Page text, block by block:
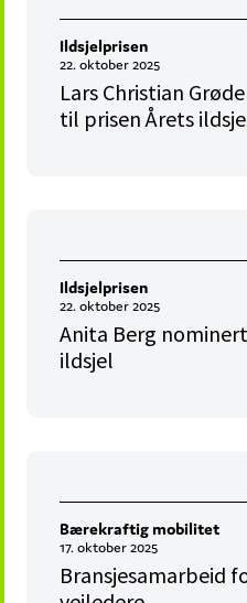
Ildsjelprisen
22. oktober 2025
Lars Christian
til prisen Årets
Ildsjelprisen
22. oktober 2025
Anita Berg
ildsjel
Bærekraftig mobilitet
17. oktober 2025
Bransjesamarbeid